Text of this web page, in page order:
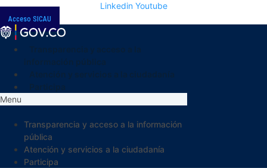
Linkedin Youtube
Acceso SICAU
Menu
Transparencia y acceso a la información
pública
Atención y servicios a la ciudadanía
Participa